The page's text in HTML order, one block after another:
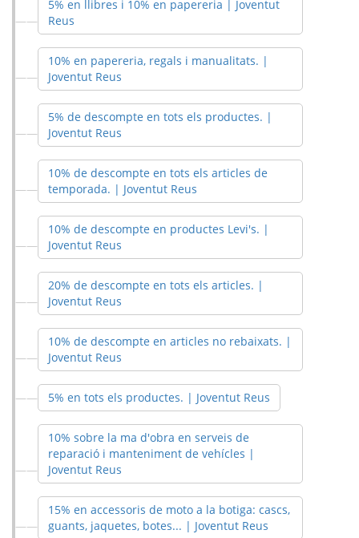
5% en llibres i 10% en papereria | Joventut
Reus
10% en papereria, regals i manualitats. |
Joventut Reus
5% de descompte en tots els productes. |
Joventut Reus
10% de descompte en tots els articles de
temporada. | Joventut Reus
10% de descompte en productes Levi's. |
Joventut Reus
20% de descompte en tots els articles. |
Joventut Reus
10% de descompte en articles no rebaixats. |
Joventut Reus
5% en tots els productes. | Joventut Reus
10% sobre la ma d'obra en serveis de
reparació i manteniment de vehícles |
Joventut Reus
15% en accessoris de moto a la botiga: cascs,
guants, jaquetes, botes... | Joventut Reus